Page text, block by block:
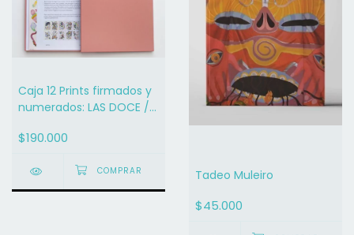
Caja 12 Prints firmados y
numerados: LAS DOCE /
CLARA SOLER
$190.000
Tadeo Muleiro
$45.000